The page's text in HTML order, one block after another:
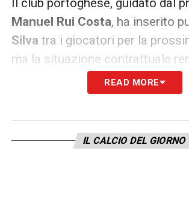
Il club portoghese, guidato dal
Manuel Rui Costa, ha inserito
Silva tra i giocatori per la
ma la situazione contrattuale
cessione uno scenario possibile.
rinnovo, infatti, il rischio sarebbe
Ultime notizie Calciomercato
READ MORE
IL CALCIO DEL GIORNO